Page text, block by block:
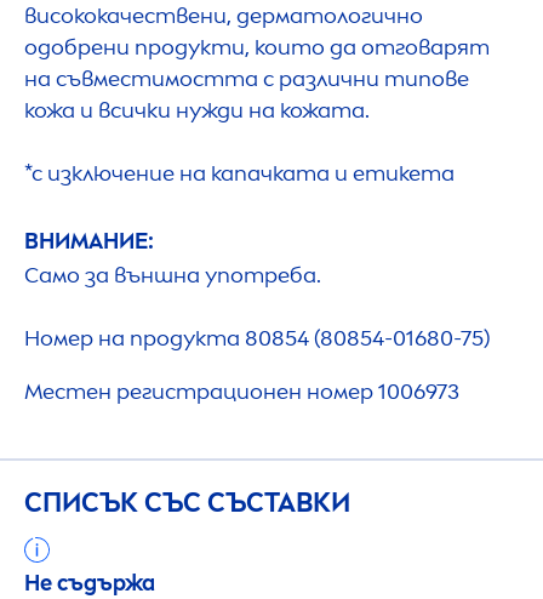
висококачествени, дерматологично
одобрени продукти, които да отговарят
на съвместимостта с различни типове
кожа и всички нужди на кожата.
*с изключение на капачката и етикета
ВНИМАНИЕ:
Само за външна употреба.
Номер на продукта 80854 (80854-01680-75)
Местен регистрационен номер 1006973
СПИСЪК СЪС СЪСТАВКИ
Не съдържа